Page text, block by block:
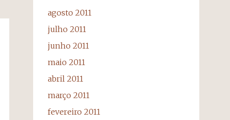
agosto 2011
julho 2011
junho 2011
maio 2011
abril 2011
março 2011
fevereiro 2011